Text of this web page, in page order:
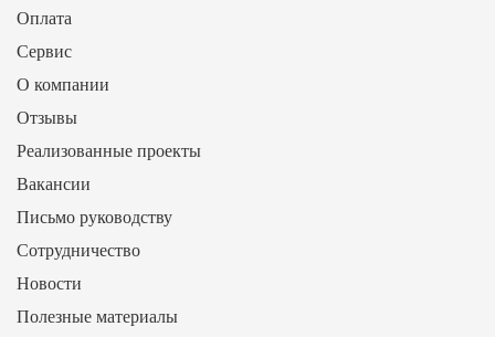
Оплата
Сервис
О компании
Отзывы
Реализованные проекты
Вакансии
Письмо руководству
Сотрудничество
Новости
Полезные материалы